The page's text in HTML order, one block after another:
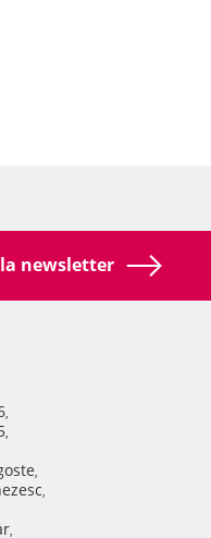
newsletter
,
,
,
,
,